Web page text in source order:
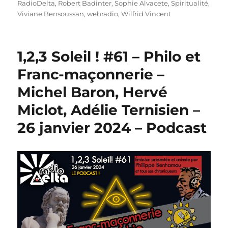
RadioDelta, Robert Badinter,Sophie Alvacete,Spiritualité,
Viviane Bensoussan,webradio,Wilfrid Vincent
1,2,3 Soleil ! #61 – Philo et
Franc-maçonnerie –
Michel Baron, Hervé
Miclot, Adélie Ternisien –
26 janvier 2024 – Podcast